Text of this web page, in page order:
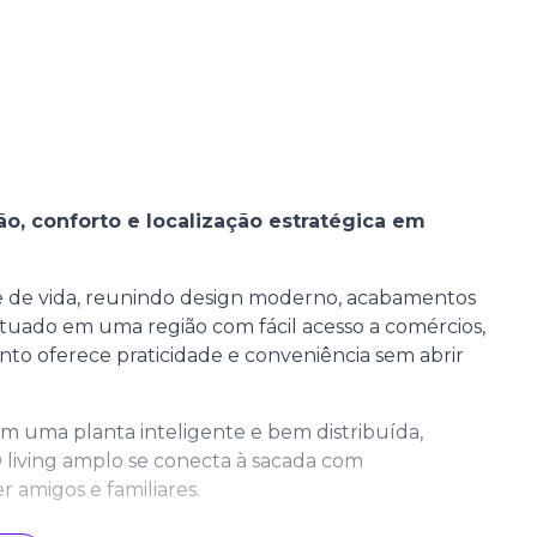
conforto e localização estratégica em
de vida, reunindo design moderno, acabamentos
em uma região com fácil acesso a comércios,
oferece praticidade e conveniência sem abrir
uma planta inteligente e bem distribuída,
amplo se conecta à sacada com
amigos e familiares.